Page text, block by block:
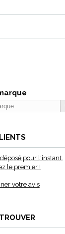
pour l'instant.
le premier !
votre avis